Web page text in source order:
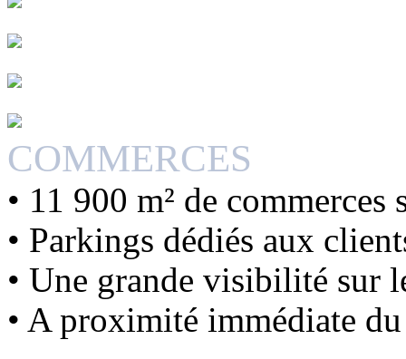
COMMERCES
• 11 900 m² de
• Parkings dédiés aux
• Une grande visibilité sur
• A proximité immédiate